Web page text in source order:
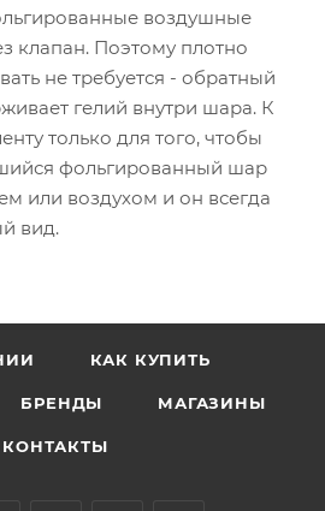
воздушные
клапан. Поэтому плотно
не требуется - обратный
гелий внутри шара. К
только для того, чтобы
фольгированный шар
или воздухом и он всегда
вид.
КАК КУПИТЬ
БРЕНДЫ МАГАЗИНЫ
КОНТАКТЫ